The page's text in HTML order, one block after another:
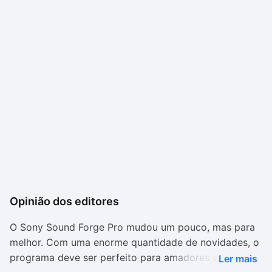
Opinião dos editores
O Sony Sound Forge Pro mudou um pouco, mas para
melhor. Com uma enorme quantidade de novidades, o
programa deve ser perfeito para amadores e Ler mais